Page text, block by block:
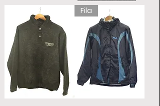
Fila